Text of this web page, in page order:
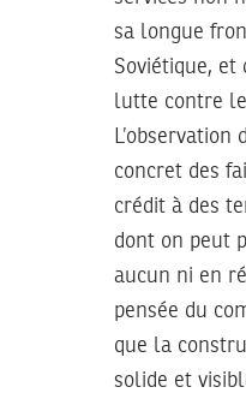
sa longue
Soviétique, et
lutte contre
concret des
crédit à des
dont on peut
aucun ni en
pensée du
que la
solide et